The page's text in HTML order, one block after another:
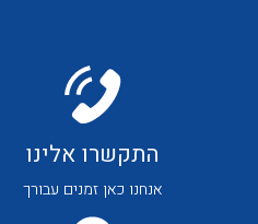
לכל מוצרי היצרן
התקשרו אלינו
אנחנו כאן זמנים עבורך